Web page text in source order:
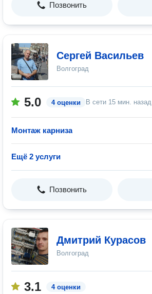
Позвонить
Сергей Васильев
Волгоград
5.0 4 оценки В сети 15 мин. назад
Монтаж карниза
Ещё 2 услуги
Позвонить
Дмитрий Курасов
Волгоград
3.1 4 оценки